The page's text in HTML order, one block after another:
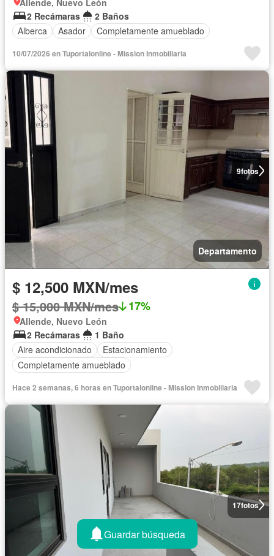
2 Recámaras
2 Baños
Alberca
Asador Completamente amueblado
10/07/2026 en Tuportalonline - Mission Inmobiliaria
9fotos
Departamento
$ 12,500 MXN/mes
$ 15,000 MXN/mes 17%
Allende, Nuevo León
2 Recámaras
1 Baño
Aire acondicionado
Estacionamiento
Completamente amueblado
Hace 2 semanas, 6 horas en Tuportalonline - Mission Inmobiliaria
17fotos
Guardar búsqueda